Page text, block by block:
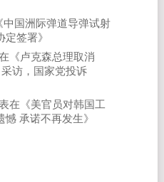
中国洲际弹道导弹试射
定签署》
《卢克森总理取消
访，国家党投诉
在《美官员对韩国工
憾 承诺不再发生》